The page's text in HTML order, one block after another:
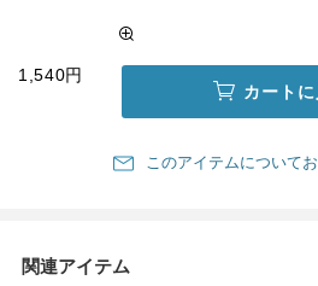
1,540円
カート
このアイテムについて
関連アイテム